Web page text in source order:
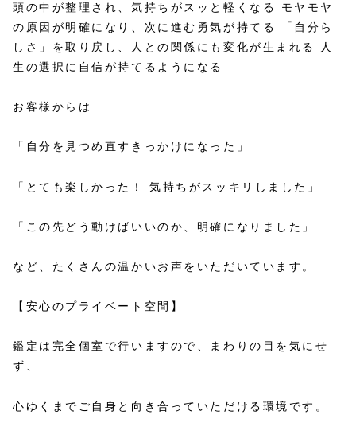
頭の中が整理され、気持ちがスッと軽くなる モヤモヤ
の原因が明確になり、次に進む勇気が持てる 「自分ら
しさ」を取り戻し、人との関係にも変化が生まれる 人
生の選択に自信が持てるようになる
お客様からは
「自分を見つめ直すきっかけになった」
「とても楽しかった！ 気持ちがスッキリしました」
「この先どう動けばいいのか、明確になりました」
など、たくさんの温かいお声をいただいています。
【安心のプライベート空間】
鑑定は完全個室で行いますので、まわりの目を気にせ
ず、
心ゆくまでご自身と向き合っていただける環境です。